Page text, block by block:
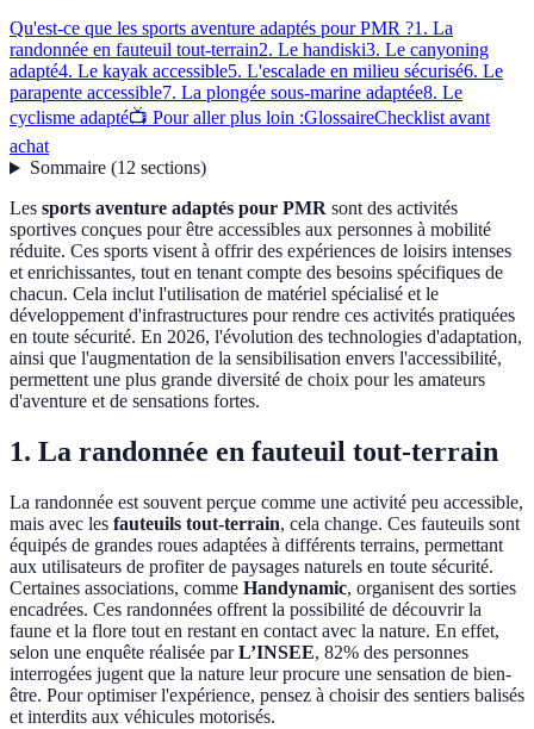
Qu'est-ce que les sports aventure adaptés pour PMR ?1. La
randonnée en fauteuil tout-terrain2. Le handiski3. Le canyoning
adapté4. Le kayak accessible5. L'escalade en milieu sécurisé6. Le
parapente accessible7. La plongée sous-marine adaptée8. Le
cyclisme adapté📺 Pour aller plus loin :GlossaireChecklist avant
achat
Sommaire(12 sections)
Les sports aventure adaptés pour PMR sont des activités
sportives conçues pour être accessibles aux personnes à mobilité
réduite. Ces sports visent à offrir des expériences de loisirs intenses
et enrichissantes, tout en tenant compte des besoins spécifiques de
chacun. Cela inclut l'utilisation de matériel spécialisé et le
développement d'infrastructures pour rendre ces activités pratiquées
en toute sécurité. En 2026, l'évolution des technologies d'adaptation,
ainsi que l'augmentation de la sensibilisation envers l'accessibilité,
permettent une plus grande diversité de choix pour les amateurs
d'aventure et de sensations fortes.
1. La randonnée en fauteuil tout-terrain
La randonnée est souvent perçue comme une activité peu accessible,
mais avec les fauteuils tout-terrain, cela change. Ces fauteuils sont
équipés de grandes roues adaptées à différents terrains, permettant
aux utilisateurs de profiter de paysages naturels en toute sécurité.
Certaines associations, comme Handynamic, organisent des sorties
encadrées. Ces randonnées offrent la possibilité de découvrir la
faune et la flore tout en restant en contact avec la nature. En effet,
selon une enquête réalisée parL’INSEE, 82% des personnes
interrogées jugent que la nature leur procure une sensation de bien-
être. Pour optimiser l'expérience, pensez à choisir des sentiers balisés
et interdits aux véhicules motorisés.